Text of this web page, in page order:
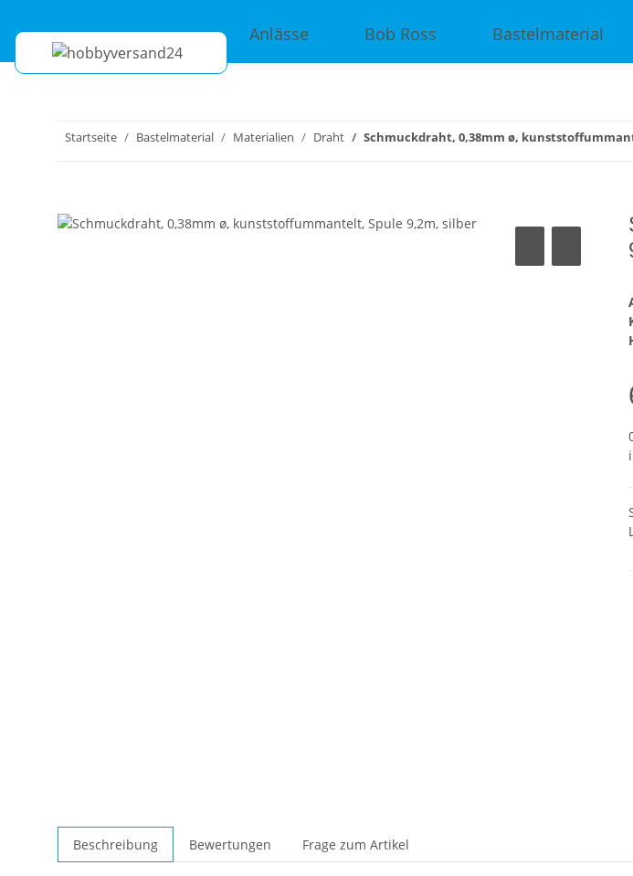
Anlässe Bob Ross Bastelmaterial
Startseite Bastelmaterial Materialien Draht Schmuckdraht, 0,38mm ø,
Beschreibung Bewertungen Frage zum Artikel